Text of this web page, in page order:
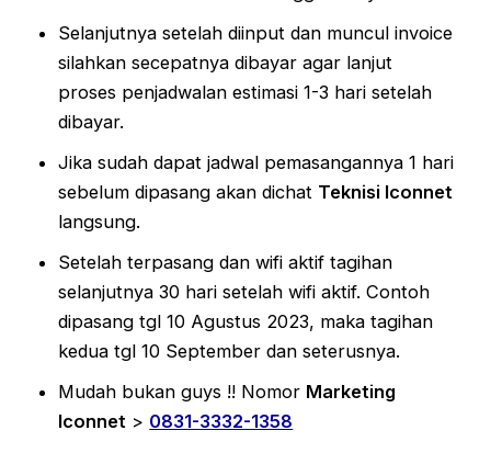
Selanjutnya setelah diinput dan muncul invoice
silahkan secepatnya dibayar agar lanjut
proses penjadwalan estimasi 1-3 hari setelah
dibayar.
Jika sudah dapat jadwal pemasangannya 1 hari
sebelum dipasang akan dichat Teknisi Iconnet
langsung.
Setelah terpasang dan wifi aktif tagihan
selanjutnya 30 hari setelah wifi aktif. Contoh
dipasang tgl 10 Agustus 2023, maka tagihan
kedua tgl 10 September dan seterusnya.
Mudah bukan guys !! Nomor Marketing
Iconnet > 0831-3332-1358